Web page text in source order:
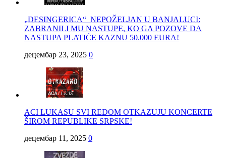
„DESINGERICA“ NEPOŽELJAN U BANJALUCI:
ZABRANILI MU NASTUPE, KO GA POZOVE DA
NASTUPA PLATIĆE KAZNU 50.000 EURA!
децембар 23, 2025 0
ACI LUKASU SVI REDOM OTKAZUJU KONCERTE
ŠIROM REPUBLIKE SRPSKE!
децембар 11, 2025 0